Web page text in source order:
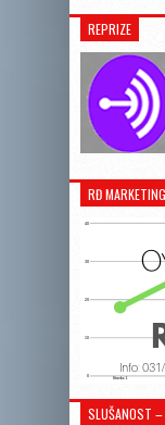
REPRIZE
RĐ MARKETING
SLUŠANOST –